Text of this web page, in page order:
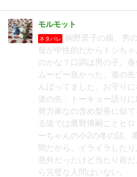
モルモット
ネタバレ
桐野景子の娘、男
母が中性的だからトシち
のかな？口調は男の子。
ムービー良かった。道の
んばってました。お守りに
道の先、トーキョー語り
努力家なの含め梨香に似
る道では鷹野博嗣ことヒ
ーちゃんの小2の冬の話。
間だから、イライラした
意外だったけど当たり前
ら完璧な人間はいない。